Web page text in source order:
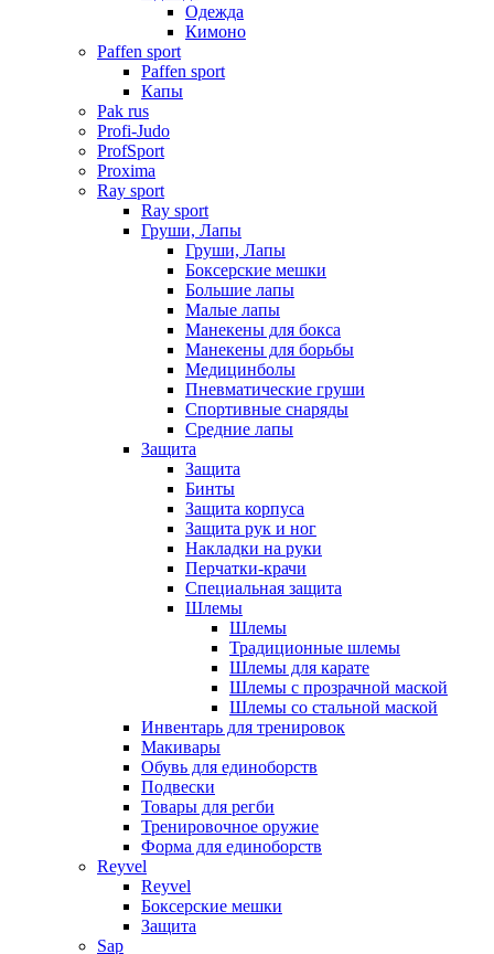
Одежда
Кимоно
Paffen sport
Paffen sport
Капы
Pak rus
Profi-Judo
ProfSport
Proxima
Ray sport
Ray sport
Груши, Лапы
Груши, Лапы
Боксерские мешки
Большие лапы
Малые лапы
Манекены для бокса
Манекены для борьбы
Медицинболы
Пневматические груши
Спортивные снаряды
Средние лапы
Защита
Защита
Бинты
Защита корпуса
Защита рук и ног
Накладки на руки
Перчатки-крачи
Специальная защита
Шлемы
Шлемы
Традиционные шлемы
Шлемы для карате
Шлемы с прозрачной маской
Шлемы со стальной маской
Инвентарь для тренировок
Макивары
Обувь для единоборств
Подвески
Товары для регби
Тренировочное оружие
Форма для единоборств
Reyvel
Reyvel
Боксерские мешки
Защита
Sap